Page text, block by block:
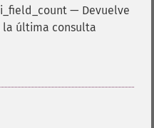
— Devuelve
la última consulta